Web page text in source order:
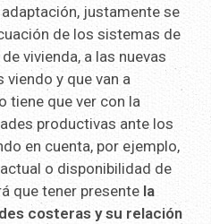
justamente se
de los sistemas de
vivienda, a las nuevas
y que van a
tiene que ver con la
productivas ante los
en cuenta, por ejemplo,
o disponibilidad de
que tener presente la
costeras y su relación